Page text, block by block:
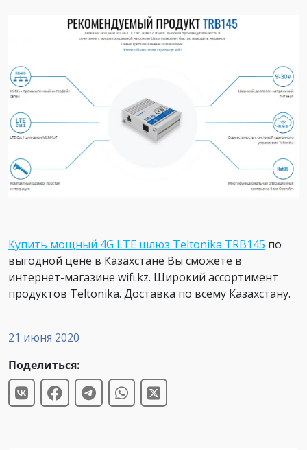
21 июня 2020
Поделиться:
Купить мощный 4G LTE шлюз Teltonika TRB145 по
выгодной цене в Казахстане Вы сможете в
интернет-магазине wifi.kz. Широкий ассортимент
продуктов Teltonika. Доставка по всему Казахстану.